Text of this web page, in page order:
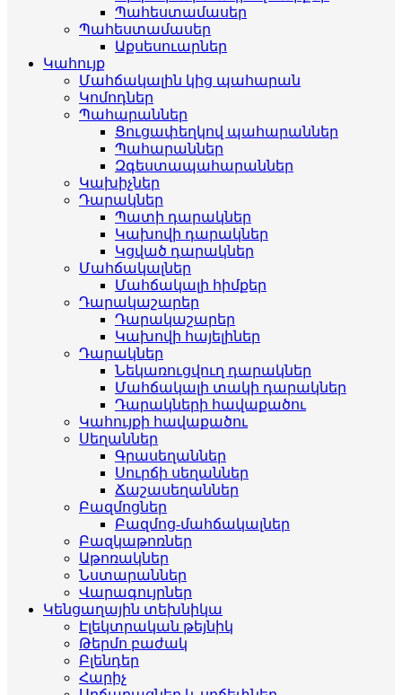
Պահեստամասեր
Պահեստամասեր
Աքսեսուարներ
Կահույք
Մահճակալին կից պահարան
Կոմոդներ
Պահարաններ
Ցուցափեղկով պահարաններ
Պահարաններ
Զգեստապահարաններ
Կախիչներ
Դարակներ
Պատի դարակներ
Կախովի դարակներ
Կցված դարակներ
Մահճակալներ
Մահճակալի հիմքեր
Դարակաշարեր
Դարակաշարեր
Կախովի հայելիներ
Դարակներ
Նեկառուցվուղ դարակներ
Մահճակալի տակի դարակներ
Դարակների հավաքածու
Կահույքի հավաքածու
Սեղաններ
Գրասեղաններ
Սուրճի սեղաններ
Ճաշասեղաններ
Բազմոցներ
Բազմոց-մահճակալներ
Բազկաթոռներ
Աթոռակներ
Նստարաններ
Վարագույրներ
Կենցաղային տեխնիկա
Էլեկտրական թեյնիկ
Թերմո բաժակ
Բլենդեր
Հարիչ